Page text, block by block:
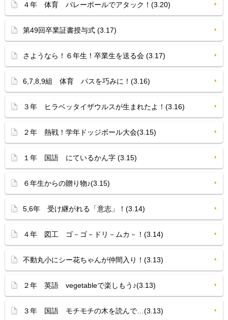
４年 体育 バレーボールでアタック！(3.20)
第49回卒業証書授与式 (3.17)
さようなら！６年生！卒業生を送る会 (3.17)
6,7,8,9組 体育 パスを巧みに！(3.16)
３年 ヒラベッタイザウルスが生まれたよ！(3.16)
２年 熱戦！学年ドッジボール大会(3.15)
１年 国語 にているかん字 (3.15)
６年生からの贈り物♪(3.15)
5,6年 受け継がれる「意志」！(3.14)
４年 図工 ゴ－ゴ－ドリ－ムカ－！(3.14)
不動丸小にシー花ちゃんが仲間入り！(3.13)
２年 英語 vegetableで楽しもう♪(3.13)
３年 国語 モチモチの木を読んで…(3.13)